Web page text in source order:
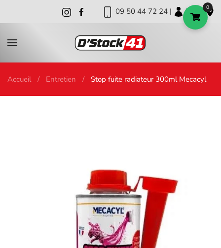
09 50 44 72 24 | | |
Accueil Entretien Stop fuite radiateur 300ml Mecacyl
0